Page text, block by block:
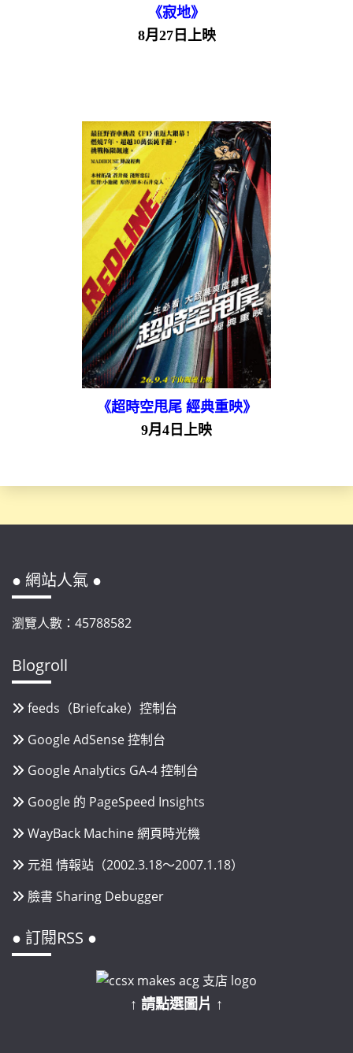
《寂地》
8月27日上映
《超時空甩尾 經典重映》
9月4日上映
● 網站人氣 ●
瀏覽人數：45788582
Blogroll
feeds（Briefcake）控制台
Google AdSense 控制台
Google Analytics GA-4 控制台
Google 的 PageSpeed Insights
WayBack Machine 網頁時光機
元祖 情報站（2002.3.18～2007.1.18）
臉書 Sharing Debugger
● 訂閱RSS ●
↑ 請點選圖片 ↑